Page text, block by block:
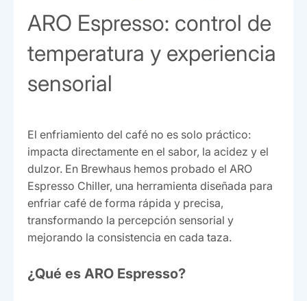
ARO Espresso: control de
temperatura y experiencia
sensorial
El enfriamiento del café no es solo práctico:
impacta directamente en el sabor, la acidez y el
dulzor. En Brewhaus hemos probado el ARO
Espresso Chiller, una herramienta diseñada para
enfriar café de forma rápida y precisa,
transformando la percepción sensorial y
mejorando la consistencia en cada taza.
¿Qué es ARO Espresso?